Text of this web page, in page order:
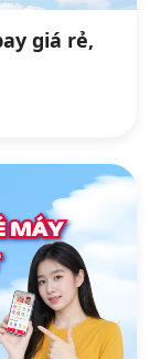
giá rẻ,